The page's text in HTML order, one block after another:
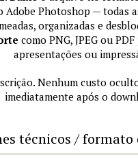
Adobe Photoshop — todas
organizadas e
como PNG, JPEG ou
apresentações ou
Nenhum custo
imediatamente após o
técnicos / formato